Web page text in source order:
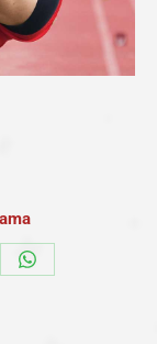
Share